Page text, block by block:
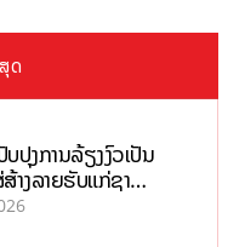
ດ
ປຸງການລ້ຽງງົວເປັນ
າງລາຍຮັບແກ່ຊາວ
ນຍົງ